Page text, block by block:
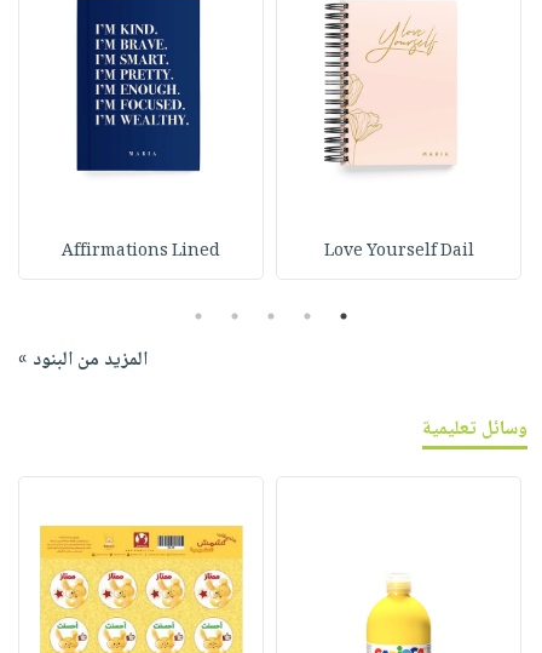
Love Yourself Dail
Affirmations Lined
1
2
3
4
5
المزيد من البنود »
وسائل تعليمية